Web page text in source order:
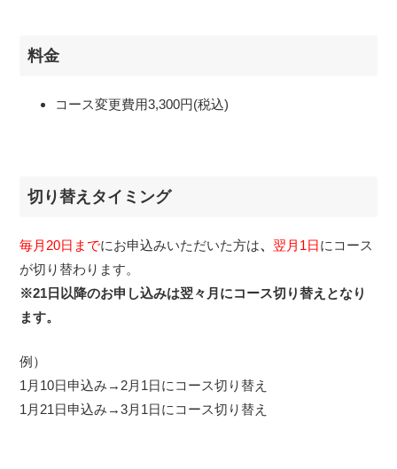
料金
コース変更費用3,300円(税込)
切り替えタイミング
毎月20日までにお申込みいただいた方は、 翌月1日にコース
が切り替わります。
※21日以降のお申し込みは翌々月にコース切り替えとなり
ます。
例）
1月10日申込み→2月1日にコース切り替え
1月21日申込み→3月1日にコース切り替え